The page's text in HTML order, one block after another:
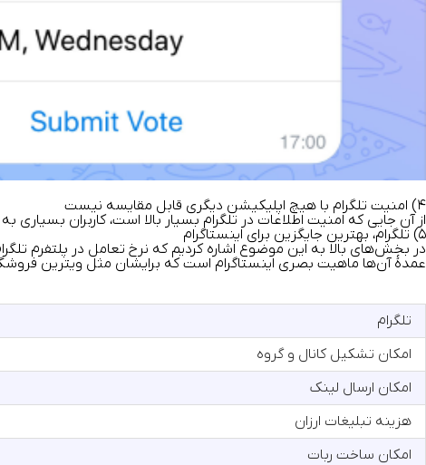
۴) امنیت تلگرام با هیچ اپلیکیشن دیگری قابل مقایسه نیست
از آن جایی که امنیت اطلاعات در تلگرام بسیار بالا است، کاربران
۵)‌ تلگرام، بهترین جایگزین برای اینستاگرام
در بخش‌های بالا به این موضوع اشاره کردیم که نرخ تعامل در پلتفرم
عمدهٔ آن‌ها ماهیت بصری اینستاگرام است که برایشان مثل ویترین
تلگرام
امکان تشکیل کانال و گروه
امکان ارسال لینک
هزینه تبلیغات ارزان
امکان ساخت ربات